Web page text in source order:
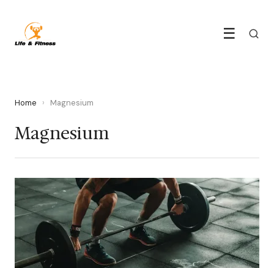
☰
Home › Magnesium
Magnesium